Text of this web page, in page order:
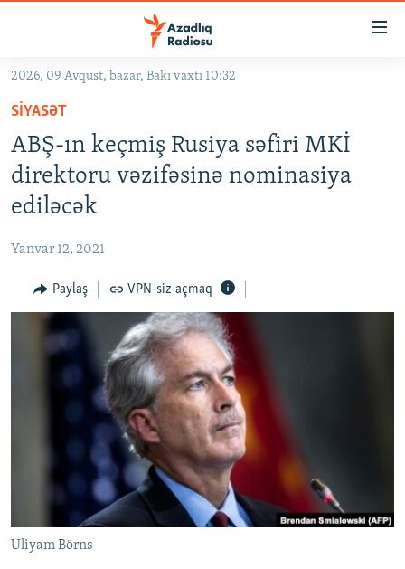
Əsas
qayıt
Əsas
naviqasiyaya
qayıt
Axtarışa
GÜNDƏM
KORRUPSIOMETR
#ƏSLINDƏ
QANUNI DOĞRU
ARAŞDIRMA
VIDEO
FOTOQALEREYA
İNFOQRAFIKA
RADIO ARXIV
OXU ZALI
AZƏRBAYCAN ƏDƏBIYYATI KITABXANASI
İSLAM VƏ DEMOKRATIYA
İZ - MƏDƏNIYYƏT PROQRAMI
HAQQIMIZDA
MISSIYAMIZ
PEŞƏ ETIKASI VƏ JURNALISTIKA STANDARTLARIMIZ
MATERIALLARIMIZDAN ISTIFADƏ
AZADLIQRADIOSU MOBIL TELEFONUNUZDA
BIZIMLƏ ƏLAQƏ
RFE/RL-in bütün saytları
2026, 09 Avqust, bazar, Bakı vaxtı 10:32
SIYASƏT
ABŞ-ın keçmiş Rusiya səfiri MKİ
direktoru vəzifəsinə nominasiya
ediləcək
Yanvar 12, 2021
Paylaş VPN-siz açmaq
Uliyam Börns